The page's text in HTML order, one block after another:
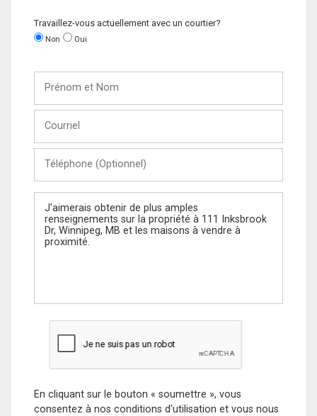
Travaillez-vous actuellement avec un courtier?
Non Oui
Nom
(Optionnel)
Message
En cliquant sur le bouton « soumettre », vous
consentez à nos conditions d'utilisation et vous nous